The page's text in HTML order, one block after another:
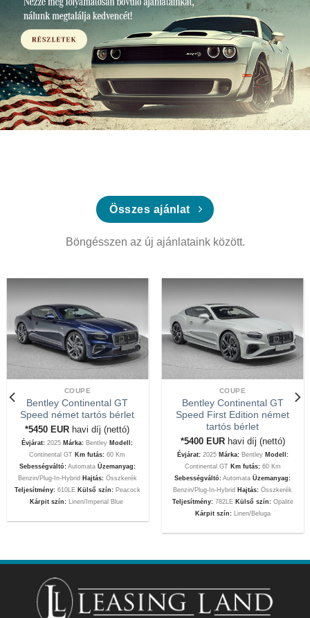
Összes ajánlat
Böngésszen az új ajánlataink között.
COUPE
Bentley Continental GT
Speed német tartós bérlet
*5450 EUR havi díj (nettó)
Évjárat: 2025 Márka: Bentley Modell:
Continental GT Km futás:60 Km
Sebességváltó:Automata Üzemanyag:
Benzin/Plug-In-Hybrid Hajtás:Összkerék
Teljesítmény:610LE Külső szín: Peacock
Kárpit szín:Linen/Imperial Blue
COUPE
Bentley Continental GT
Speed First Edition német
tartós bérlet
*5400 EUR havi díj (nettó)
Évjárat:2025 Márka:Bentley Modell:
Continental GT Km futás: 60 Km
Sebességváltó: AutomataÜzemanyag:
Benzin/Plug-In-Hybrid Hajtás: Összkerék
Teljesítmény:782LE Külső szín: Opalite
Kárpit szín:Linen/Beluga